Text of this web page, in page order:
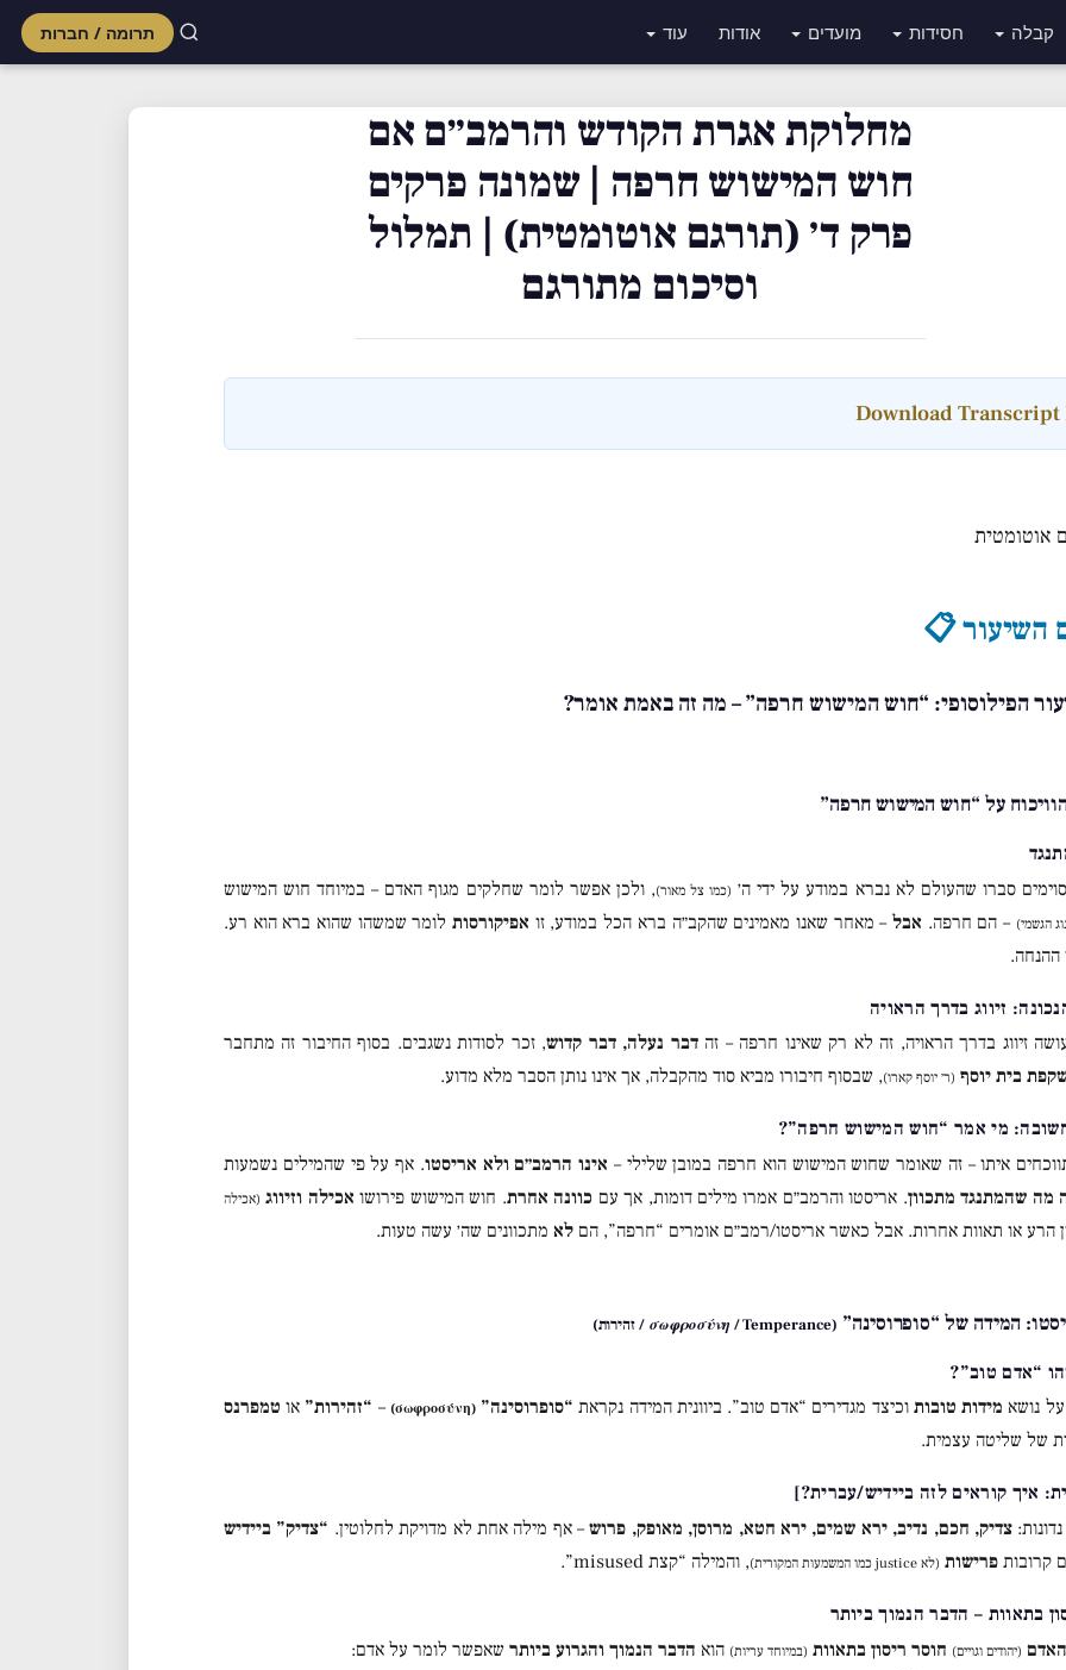
קבלה חסידות מועדים אודות עוד תרומה / חברות
מחלוקת אגרת הקודש והרמב״ם אם
חוש המישוש חרפה | שמונה פרקים
פרק ד׳ (תורגם אוטומטית) | תמלול
וסיכום מתורגם
אוטומטית
השיעור 📋
הפילוסופי: “חוש המישוש חרפה” – מה זה באמת אומר?
על “חוש המישוש חרפה”
סברו שהעולם לא נברא במודע על ידי ה׳ (כמו צל מאור), ולכן אפשר לומר שחלקים מגוף האדם – במיוחד חוש המישוש
הגשמי) – הם חרפה. אבל – מאחר שאנו מאמינים שהקב״ה ברא הכל במודע, זו אפיקורסותלומר שמשהו שהוא ברא הוא רע.
ההנחה.
זיווג בדרך הראויה, זה לא רק שאינו חרפה – זהדבר נעלה, דבר קדוש, זכר לסודות נשגבים. בסוף החיבור זה מתחבר
בית יוסף (ר׳ יוסף קארו), שבסוף חיבורו מביא סוד מהקבלה, אך אינו נותן הסבר מלא מדוע.
איתו – זה שאומר שחוש המישוש הוא חרפה במובן שלילי – אינו הרמב״ם ולא אריסטו. אף על פי שהמילים נשמעות
מה שהמתנגד מתכוון. אריסטו והרמב״ם אמרו מילים דומות, אך עם כוונה אחרת. חוש המישוש פירושו אכילה וזיווג (אכילה
הרע או תאוות אחרות. אבל כאשר אריסטו/רמב״ם אומרים “חרפה”, הם לא מתכוונים שה׳ עשה טעות.
המידה של “סופרוסינה” (σωφροσύνη / Temperance / זהירות)
נושא מידות טובות וכיצד מגדירים “אדם טוב”. ביוונית המידה נקראת “סופרוסינה”(σωφροσύνη)
– “זהירות” או טמפרנס
של שליטה עצמית.
איך קוראים לזה ביידיש/עברית?]
צדיק, חכם, נדיב, ירא שמים, ירא חטא, מרוסן, מאופק, פרוש– אף מילה אחת לא מדויקת לחלוטין. “צדיק” ביידיש
קרובות פרישות (לא justice כמו המשמעות המקורית) , והמילה “קצת misused”.
(יהודים וגויים) חוסר ריסון בתאוות (במיוחד עריות) הוא הדבר הנמוך והגרוע ביותר שאפשר לומר על אדם: